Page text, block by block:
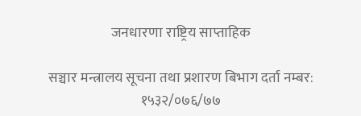
जनधारणा राष्ट्रिय साप्ताहिक
सञ्चार मन्त्रालय सूचना तथा प्रशारण बिभाग दर्ता नम्बर:
१५३२/०७६/७७